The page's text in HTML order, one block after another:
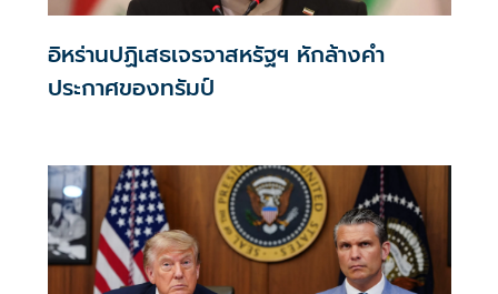
อิหร่านปฏิเสธเจรจาสหรัฐฯ หักล้างคำ
ประกาศของทรัมป์